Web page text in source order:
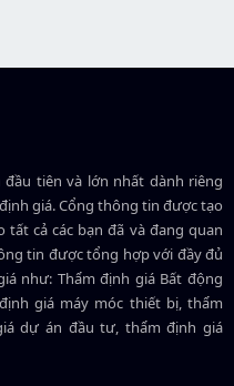
đầu tiên và lớn nhất dành riêng
giá. Cổng thông tin được tạo
cả các bạn đã và đang quan
tin được tổng hợp với đầy đủ
như: Thẩm định giá Bất động
giá máy móc thiết bị, thẩm
dự án đầu tư, thẩm định giá